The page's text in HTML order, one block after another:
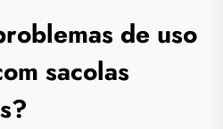
de uso
sacolas